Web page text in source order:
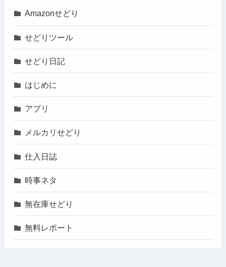
Amazonせどり
せどりツール
せどり日記
はじめに
アプリ
メルカリせどり
仕入日誌
時事ネタ
無在庫せどり
無料レポート